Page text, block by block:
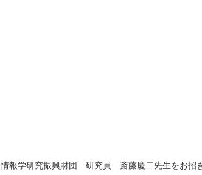
報学研究振興財団 研究員 斎藤慶二先生をお招